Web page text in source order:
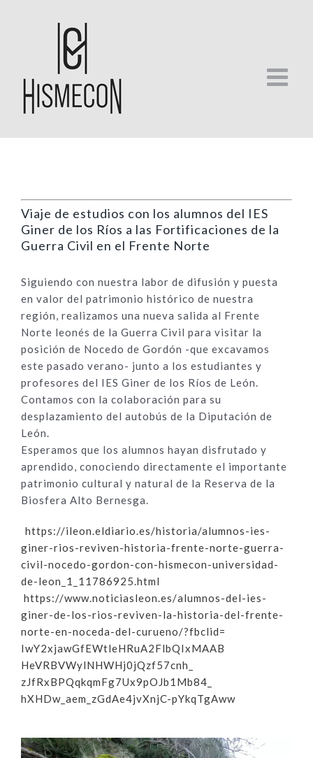
Viaje de estudios con los alumnos del IES
Giner de los Ríos a las Fortificaciones de la
Guerra Civil en el Frente Norte
Siguiendo con nuestra labor de difusión y puesta
en valor del patrimonio histórico de nuestra
región, realizamos una nueva salida al Frente
Norte leonés de la Guerra Civil para visitar la
posición de Nocedo de Gordón -que excavamos
este pasado verano- junto a los estudiantes y
profesores del IES Giner de los Ríos de León.
Contamos con la colaboración para su
desplazamiento del autobús de la Diputación de
León.
Esperamos que los alumnos hayan disfrutado y
aprendido, conociendo directamente el importante
patrimonio cultural y natural de la Reserva de la
Biosfera Alto Bernesga.
https://ileon.eldiario.es/historia/alumnos-ies-
giner-rios-reviven-historia-frente-norte-guerra-
civil-nocedo-gordon-con-hismecon-universidad-
de-leon_1_ 11786925.html
https://www.noticiasleon.es/alumnos-del-ies-
giner-de-los-rios-reviven-la-historia-del-frente-
norte-en-noceda-del-curueno/?fbclid=
IwY2xjawGfEWtleHRuA2FlbQIxMAAB
HeVRBVWylNHWHj0jQzf57cnh_
zJfRxBPQqkqmFg7Ux9pOJb1Mb84_
hXHDw_aem_zGdAe4jvXnjC-pYkqTgAww